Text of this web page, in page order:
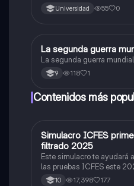
Universidad 55 0
Sociales/Historia
La segunda guerra
La segunda guerra mundial
9 118 1
Contenidos más
ICFES: Matemáticas
Simulacro ICFES
filtrado 2025
Este simulacro te ayudará
las pruebas ICFES este
500/500. Y poder ser
10 17,398 177